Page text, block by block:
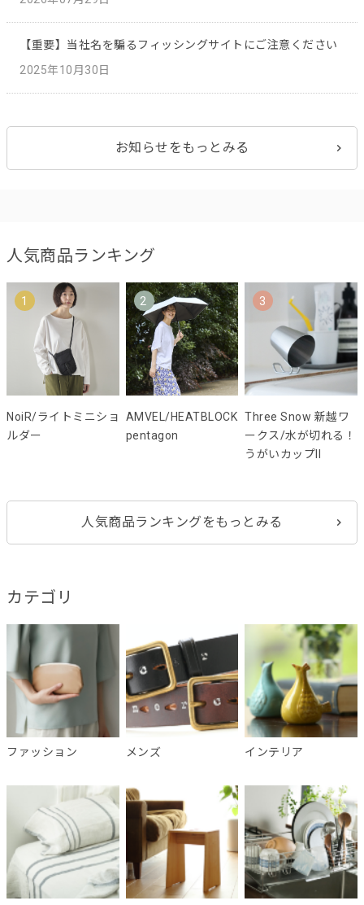
【重要】当社名を騙るフィッシングサイトにご注意ください
2025年10月30日
お知らせをもっとみる
人気商品ランキング
1
NoiR/ライトミニショ
ルダー
2
AMVEL/HEATBLOCK
pentagon
3
Three Snow 新越ワ
ークス/水が切れる！
うがいカップII
人気商品ランキングをもっとみる
カテゴリ
ファッション メンズ インテリア